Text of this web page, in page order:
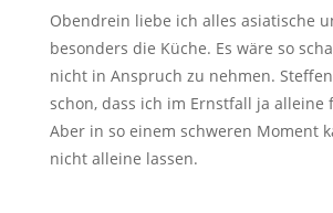
Obendrein liebe ich alles asiatische
besonders die Küche. Es wäre so
nicht in Anspruch zu nehmen.
schon, dass ich im Ernstfall ja alleine
Aber in so einem schweren Moment
nicht alleine lassen.